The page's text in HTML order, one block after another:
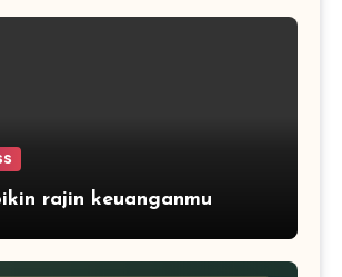
rajin keuanganmu